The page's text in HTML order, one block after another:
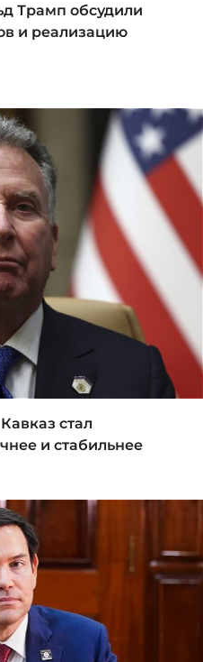
Трамп обсудили
и реализацию
стал
и стабильнее